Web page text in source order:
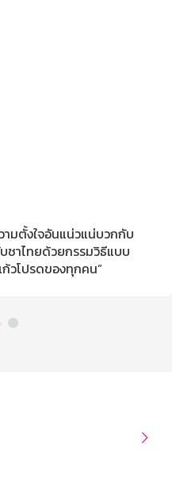
ามตั้งใจอันแน่วแน่บวกกับ
ชาไทยด้วยกรรมวิธีแบบ
วโปรดของทุกคน”
